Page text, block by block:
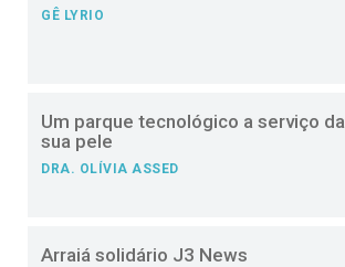
GÊ LYRIO
Um parque tecnológico a serviço da
sua pele
DRA. OLÍVIA ASSED
Arraiá solidário J3 News